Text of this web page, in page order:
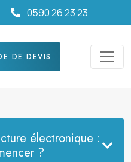
0590 26 23 23
DE DEVIS
électronique :
?